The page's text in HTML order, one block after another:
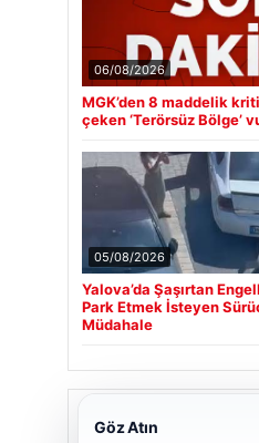
06/08/2026
MGK’den 8 maddelik
çeken ‘Terörsüz Bölge’
05/08/2026
Yalova’da Şaşırtan
Park Etmek İsteyen
Müdahale
Göz Atın